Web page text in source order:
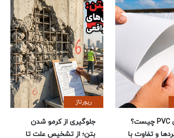
ژئوممبران PVC چیست؟
و تفاوت با
رپورتاژ
جلوگیری از کرمو شدن
بتن؛ از تشخیص علت تا